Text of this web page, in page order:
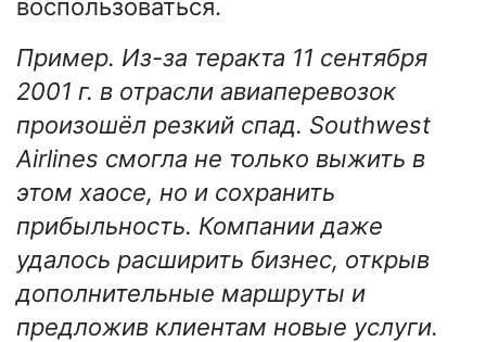
воспользоваться.
Пример. Из-за теракта 11 сентября
2001 г. в отрасли авиаперевозок
произошёл резкий спад. Southwest
Airlines смогла не только выжить в
этом хаосе, но и сохранить
прибыльность. Компании даже
удалось расширить бизнес, открыв
дополнительные маршруты и
предложив клиентам новые услуги.